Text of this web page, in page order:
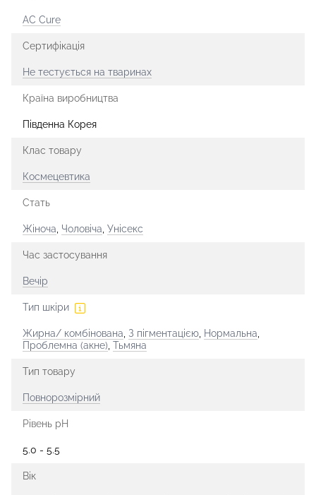
AC Cure
Сертифікація
Не тестується на тваринах
Країна виробництва
Південна Корея
Клас товару
Космецевтика
Стать
Жіноча Чоловіча Унісекс
Час застосування
Вечір
Тип шкіри
Жирна/ комбінована З пігментацією Нормальна
Проблемна (акне) Тьмяна
Тип товару
Повнорозмірний
Рівень рН
5.0 - 5.5
Вік